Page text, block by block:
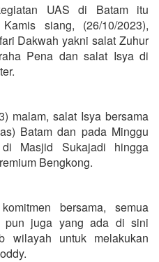
UAS di Batam itu
siang, (26/10/2023),
Dakwah yakni salat Zuhur
Pena dan salat Isya di
malam, salat Isya bersama
Batam dan pada Minggu
Masjid Sukajadi hingga
Bengkong.
bersama, semua
pun juga yang ada di sini
wilayah untuk melakukan